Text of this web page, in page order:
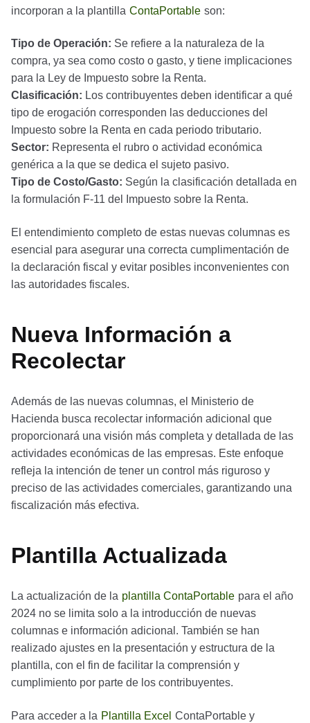
incorporan a la plantilla ContaPortable son:
Tipo de Operación: Se refiere a la naturaleza de la
compra, ya sea como costo o gasto, y tiene implicaciones
para la Ley de Impuesto sobre la Renta.
Clasificación: Los contribuyentes deben identificar a qué
tipo de erogación corresponden las deducciones del
Impuesto sobre la Renta en cada periodo tributario.
Sector: Representa el rubro o actividad económica
genérica a la que se dedica el sujeto pasivo.
Tipo de Costo/Gasto: Según la clasificación detallada en
la formulación F-11 del Impuesto sobre la Renta.
El entendimiento completo de estas nuevas columnas es
esencial para asegurar una correcta cumplimentación de
la declaración fiscal y evitar posibles inconvenientes con
las autoridades fiscales.
Nueva Información a
Recolectar
Además de las nuevas columnas, el Ministerio de
Hacienda busca recolectar información adicional que
proporcionará una visión más completa y detallada de las
actividades económicas de las empresas. Este enfoque
refleja la intención de tener un control más riguroso y
preciso de las actividades comerciales, garantizando una
fiscalización más efectiva.
Plantilla Actualizada
La actualización de la plantilla ContaPortable para el año
2024 no se limita solo a la introducción de nuevas
columnas e información adicional. También se han
realizado ajustes en la presentación y estructura de la
plantilla, con el fin de facilitar la comprensión y
cumplimiento por parte de los contribuyentes.
Para acceder a la Plantilla Excel ContaPortable y